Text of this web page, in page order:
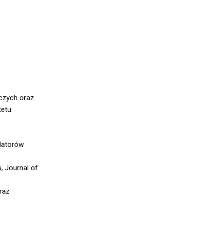
oraz
Journal of